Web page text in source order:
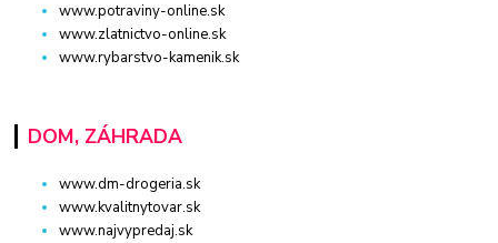
www.potraviny-online.sk
www.zlatnictvo-online.sk
www.rybarstvo-kamenik.sk
DOM, ZÁHRADA
www.dm-drogeria.sk
www.kvalitnytovar.sk
www.najvypredaj.sk